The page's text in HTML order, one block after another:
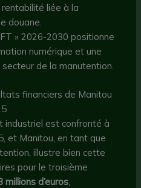
liée à la
douane.
» 2026-2030 positionne
numérique et une
de la manutention.
financiers de Manitou
industriel est confronté à
et Manitou, en tant que
illustre bien cette
pour le troisième
millions d’euros,